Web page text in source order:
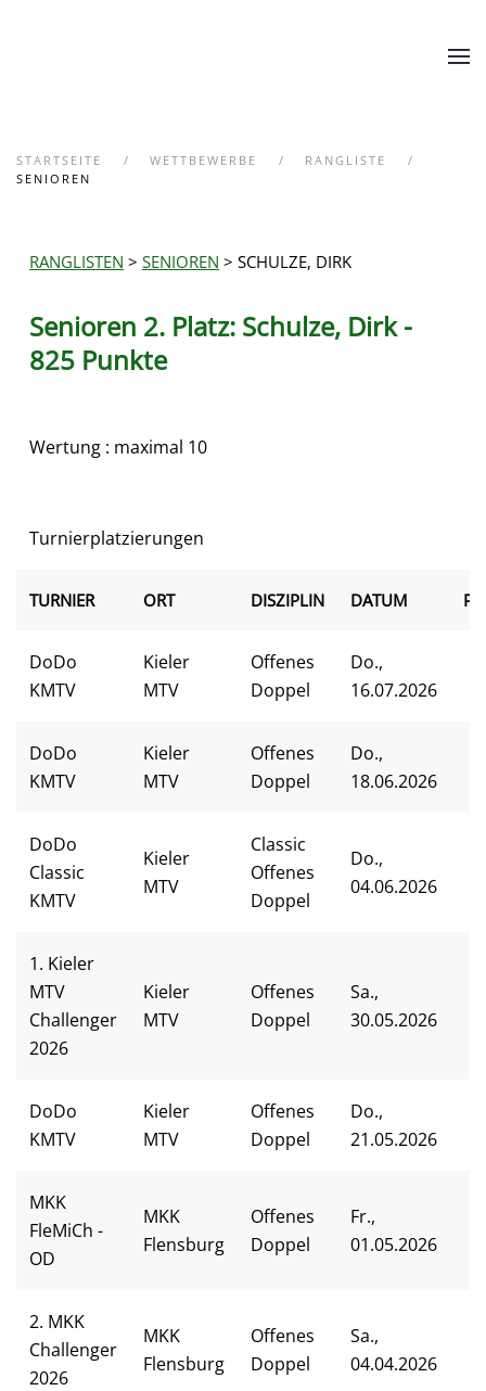
STARTSEITE WETTBEWERBE
RANGLISTE
SENIOREN
RANGLISTEN > SENIOREN > SCHULZE, DIRK
Senioren 2. Platz: Schulze, Dirk -
825 Punkte
Wertung : maximal 10
Turnierplatzierungen
TURNIER ORT DISZIPLIN DATUM
DoDo
KMTV
Kieler
MTV
Offenes
Doppel
Do.,
16.07.2026
DoDo
KMTV
Kieler
MTV
Offenes
Doppel
Do.,
18.06.2026
DoDo
Classic
KMTV
Kieler
MTV
Classic
Offenes
Doppel
Do.,
04.06.2026
1. Kieler
MTV
Challenger
2026
Kieler
MTV
Offenes
Doppel
Sa.,
30.05.2026
DoDo
KMTV
Kieler
MTV
Offenes
Doppel
Do.,
21.05.2026
MKK
FleMiCh -
OD
MKK
Flensburg
Offenes
Doppel
Fr.,
01.05.2026
2. MKK
Challenger
2026
MKK
Flensburg
Offenes
Doppel
Sa.,
04.04.2026